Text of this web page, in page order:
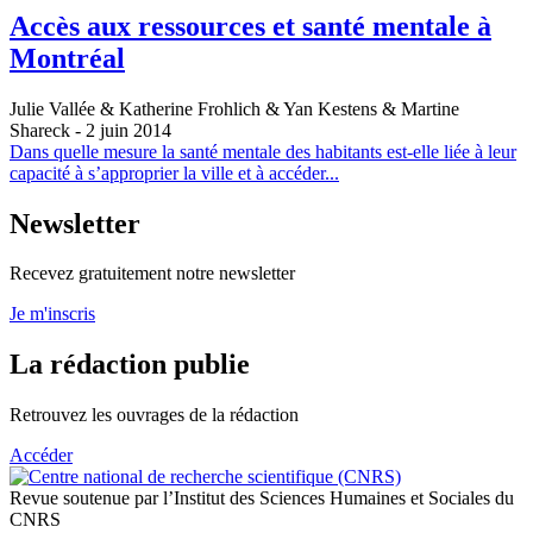
Accès aux ressources et santé mentale à
Montréal
Julie Vallée & Katherine Frohlich & Yan Kestens & Martine
Shareck - 2 juin 2014
Dans quelle mesure la santé mentale des habitants est-elle liée à leur
capacité à s’approprier la ville et à accéder...
Newsletter
Recevez gratuitement notre newsletter
Je m'inscris
La rédaction publie
Retrouvez les ouvrages de la rédaction
Accéder
Revue soutenue par l’Institut des Sciences Humaines et Sociales du
CNRS